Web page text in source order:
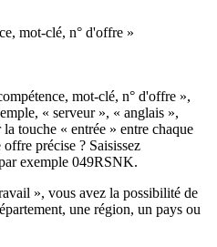
mot-clé, n° d'offre »
mot-clé, n° d'offre »,
« serveur », « anglais »,
touche « entrée » entre chaque
précise ? Saisissez
exemple 049RSNK.
», vous avez la possibilité de
une région, un pays ou